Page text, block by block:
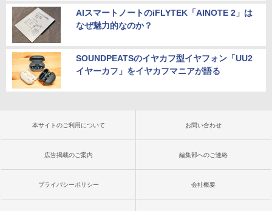
AIスマートノートのiFLYTEK「AINOTE 2」は
なぜ魅力的なのか？
SOUNDPEATSのイヤカフ型イヤフォン「UU2
イヤーカフ」をイヤカフマニアが語る
本サイトのご利用について お問い合わせ
広告掲載のご案内 編集部へのご連絡
プライバシーポリシー 会社概要